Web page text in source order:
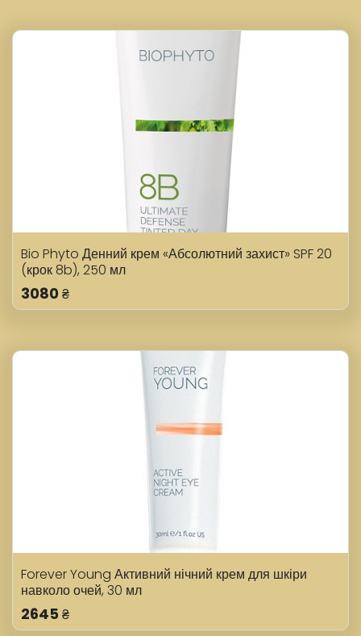
Bio Phyto Денний крем «Абсолютний захист» SPF 20
(крок 8b), 250 мл
3080 ₴
Forever Young Активний нічний крем для шкіри
навколо очей, 30 мл
2645 ₴